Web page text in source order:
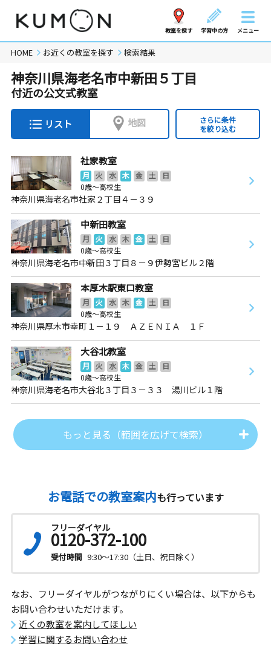
教室を探す 学習中の方 メニュー
HOME お近くの教室を探す 検索結果
神奈川県海老名市中新田５丁目
付近の公文式教室
リスト 地図
さらに条件
を絞り込む
社家教室
月 火 水 木 金 土
日
0歳～高校生
神奈川県海老名市社家２丁目４－３９
中新田教室
月 火 水 木 金 土
日
0歳～高校生
神奈川県海老名市中新田３丁目８－９伊勢宮ビル２階
本厚木駅東口教室
月 火 水 木 金 土
日
0歳～高校生
神奈川県厚木市幸町１－１９ ＡＺＥＮＩＡ １Ｆ
大谷北教室
月 火 水 木 金 土
日
0歳～高校生
神奈川県海老名市大谷北３丁目３－３３ 湯川ビル１階
もっと見る（範囲を広げて検索）
お電話での教室案内も行っています
フリーダイヤル
0120-372-100
受付時間 9:30～17:30（土日、祝日除く）
なお、フリーダイヤルがつながりにくい場合は、以下からも
お問い合わせいただけます。
近くの教室を案内してほしい
学習に関するお問い合わせ